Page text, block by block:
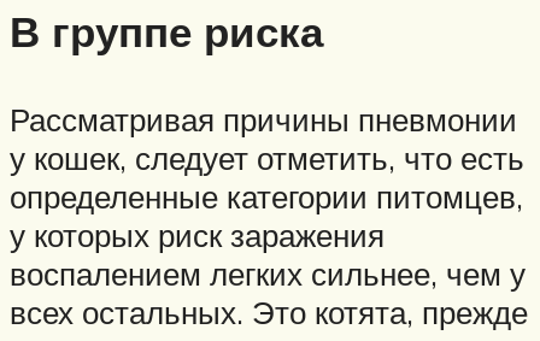
В группе риска
Рассматривая причины пневмонии
у кошек, следует отметить, что есть
определенные категории питомцев,
у которых риск заражения
воспалением легких сильнее, чем у
всех остальных. Это котята, прежде